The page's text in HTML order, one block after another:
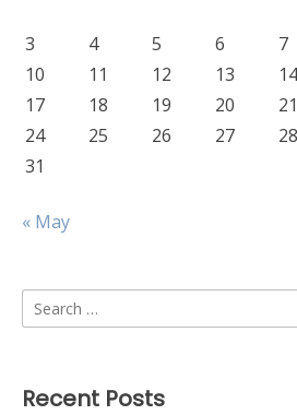
3
4 5 6 7
10
11 12 13 14
17
18 19 20 21
24
25 26 27 28
31
« May
Search
for:
Recent Posts